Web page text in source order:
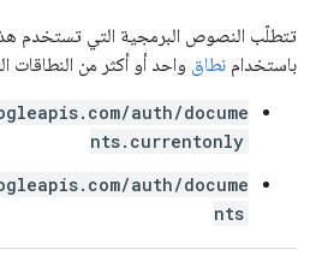
تتطلّب النصوص البرمجية التي تستخدم
باستخدام نطاق واحد أو أكثر من النطاقات
auth/docume
nts.currentonly
auth/docume
nts